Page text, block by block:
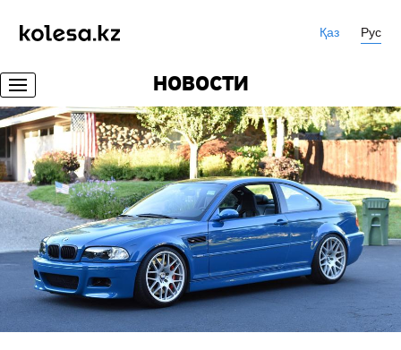
Қаз Рус
НОВОСТИ